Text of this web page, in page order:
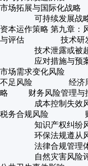
市场拓展与国际化
可持续发展战略
资本运作策略 第九章
与评估 技术研发
技术泄露或被
应对措施与预
市场需求变化风
不足风险 经济周
略 财务风险管理
成本控制失
税务合规风险 财
知识产权纠纷
环保法规遵从
法律合规管理体
自然灾害风